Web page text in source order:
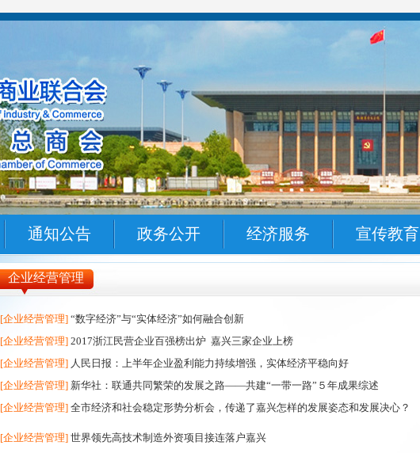
通知公告 政务公开 经济服务 宣传教育
企业经营管理
[企业经营管理] “数字经济”与“实体经济”如何融合创新
[企业经营管理] 2017浙江民营企业百强榜出炉 嘉兴三家企业上榜
[企业经营管理] 人民日报：上半年企业盈利能力持续增强，实体经济平稳向好
[企业经营管理] 新华社：联通共同繁荣的发展之路——共建“一带一路”５年成果综述
[企业经营管理] 全市经济和社会稳定形势分析会，传递了嘉兴怎样的发展姿态和发展决心？
[企业经营管理] 世界领先高技术制造外资项目接连落户嘉兴